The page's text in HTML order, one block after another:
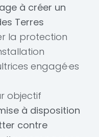
à créer un
Terres
la protection
engagé·es
objectif
à disposition
contre